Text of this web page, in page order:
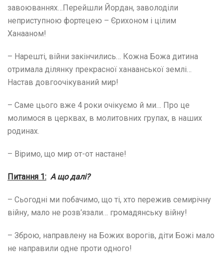
завоюваннях…Перейшли Йордан, заволоділи
неприступною фортецею – Єрихоном і цілим
Ханааном!
– Нарешті, війни закінчились… Кожна Божа дитина
отримала ділянку прекрасної ханаанської землі…
Настав довгоочікуваний мир!
– Саме цього вже 4 роки очікуємо й ми… Про це
молимося в церквах, в молитовних групах, в наших
родинах.
– Віримо, що мир от-от настане!
Питання 1: А що далі?
– Сьогодні ми побачимо, що ті, хто пережив семирічну
війну, мало не розв’язали… громадянську війну!
– Зброю, направлену на Божих ворогів, діти Божі мало
не направили одне проти одного!